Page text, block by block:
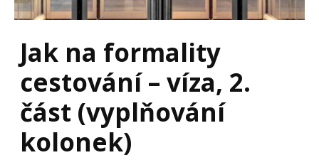
Jak na formality
cestování – víza, 2.
část (vyplňování
kolonek)